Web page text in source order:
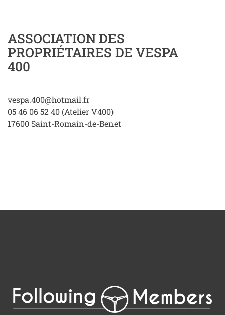
ASSOCIATION DES
PROPRIÉTAIRES DE VESPA
400
vespa.400@hotmail.fr
05 46 06 52 40 (Atelier V400)
17600 Saint-Romain-de-Benet